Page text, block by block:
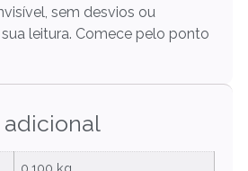
sem desvios ou
leitura. Comece pelo ponto
0,100 kg